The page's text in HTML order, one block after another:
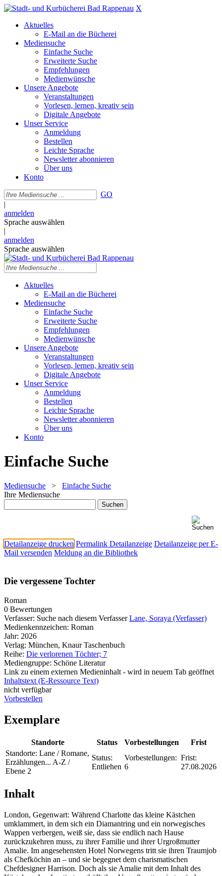
X
Aktuelles
E-Mail an die Bücherei
Mediensuche
Einfache Suche
Erweiterte Suche
Empfehlungen
Medienwünsche
Unsere Angebote
Veranstaltungen
Vorlesen, lernen, kreativ sein
Digitale Angebote
Unser Service
Anmeldung
Bestellen
Leichte Sprache
Newsletter abonnieren
Über uns
Konto
GO
|
anmelden
Sprache auswählen
|
anmelden
Sprache auswählen
Aktuelles
E-Mail an die Bücherei
Mediensuche
Einfache Suche
Erweiterte Suche
Empfehlungen
Medienwünsche
Unsere Angebote
Veranstaltungen
Vorlesen, lernen, kreativ sein
Digitale Angebote
Unser Service
Anmeldung
Bestellen
Leichte Sprache
Newsletter abonnieren
Über uns
Konto
Einfache Suche
Mediensuche > Einfache Suche
Ihre Mediensuche
Detailanzeige drucken Permalink Detailanzeige Detailanzeige per E-
Mail versenden Meldung an die Bibliothek
Die vergessene Tochter
Roman
0 Bewertungen
Verfasser: Suche nach diesem Verfasser Lane, Soraya (Verfasser)
Medienkennzeichen: Roman
Jahr: 2026
Verlag: München, Knaur Taschenbuch
Reihe: Die verlorenen Töchter; 7
Mediengruppe: Schöne Literatur
Link zu einem externen Medieninhalt - wird in neuem Tab geöffnet
Inhaltstext (E-Ressource Text)
nicht verfügbar
Vorbestellen
Exemplare
Standorte Status Vorbestellungen
Frist
Standorte: Lane / Romane,
Erzählungen... A-Z /
Ebene 2
Status:
Entliehen
Vorbestellungen:
6
Frist:
27.08.2026
Inhalt
London, Gegenwart: Während Charlotte das kleine Kästchen
umklammert, in dem sich ein Diamantring und ein norwegisches
Wappen verbergen, weiß sie, dass sie endlich nach Hause
zurückzukehren muss, zu ihrer Familie und ihrer Urgroßmutter
Amalie. Im angesehensten Hotel Norwegens tritt sie ihren Traumjob
als Chefköchin an – und sie begegnet dem charismatischen
Chefdesigner Harrison. Doch als sie Amalie mit dem Inhalt des